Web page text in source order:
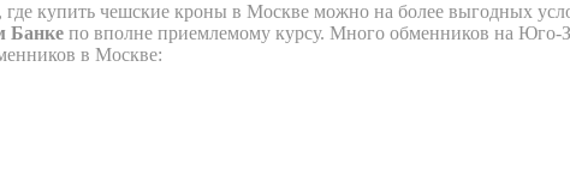
где купить чешские кроны в Москве можно на более выгодных
Банке по вполне приемлемому курсу. Много обменников на Юго-
в Москве: